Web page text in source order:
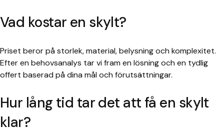
Vad kostar en skylt?
Priset beror på storlek, material, belysning och komplexitet.
Efter en behovsanalys tar vi fram en lösning och en tydlig
offert baserad på dina mål och förutsättningar.
Hur lång tid tar det att få en skylt
klar?